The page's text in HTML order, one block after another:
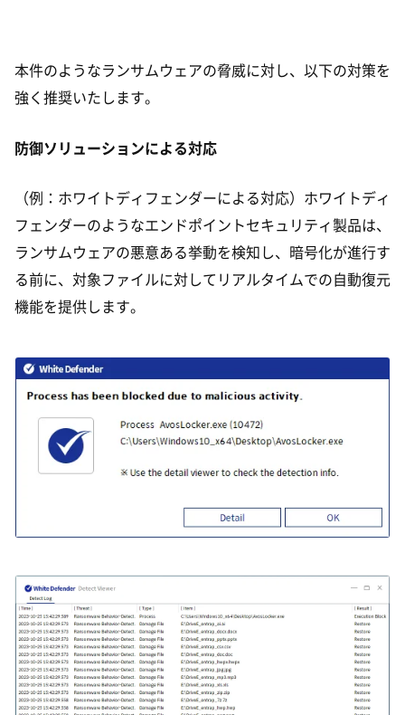
本件のようなランサムウェアの脅威に対し、以下の対策を
強く推奨いたします。
防御ソリューションによる対応
（例：ホワイトディフェンダーによる対応）ホワイトディ
フェンダーのようなエンドポイントセキュリティ製品は、
ランサムウェアの悪意ある挙動を検知し、暗号化が進行す
る前に、対象ファイルに対してリアルタイムでの自動復元
機能を提供します。